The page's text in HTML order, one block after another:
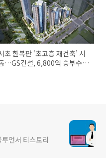
초 한복판 ‘초고층 재건축’ 시
…GS건설, 6,800억 승부수
언서 티스토리